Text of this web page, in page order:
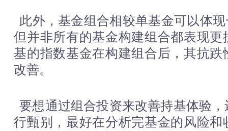
此外，基金组合相较单基金可以体
但并非所有的基金构建组合都表现更
基的指数基金在构建组合后，其抗跌
改善。
要想通过组合投资来改善持基体验
行甄别，最好在分析完基金的风险和